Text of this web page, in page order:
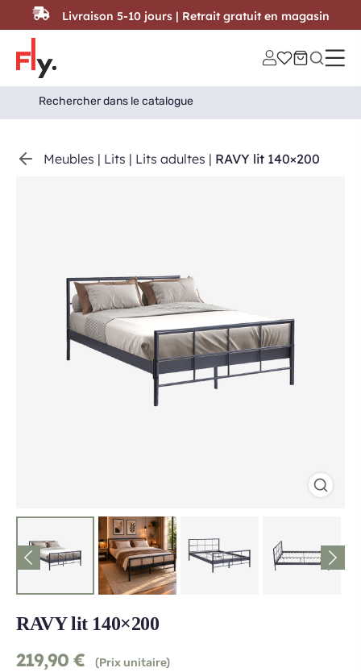
Passer au contenu
Search
for:
Search Button
Meubles | Lits | Lits adultes | RAVY lit 140×200
RAVY lit 140×200
219,90 €
(Prix unitaire)
Livraison 5-10 jours | Retrait gratuit en magasin